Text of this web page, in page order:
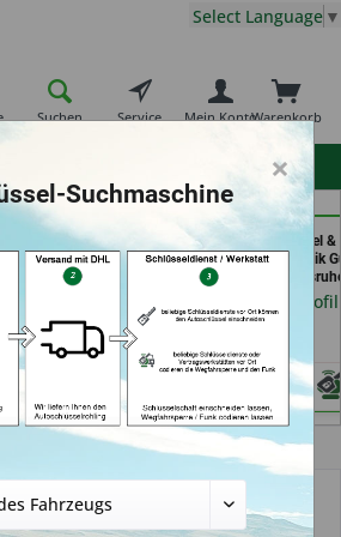
Suchen Service Warenkorb
Mein Konto
Select Language ▼
ABC Schlüsseldienst -
Frank Panten (in
Stolberg)
Aba Schlüssel &
Sicherheitstechnik
GmbH (in
Händlerprofil
und Zubehör
×
Suchmaschine